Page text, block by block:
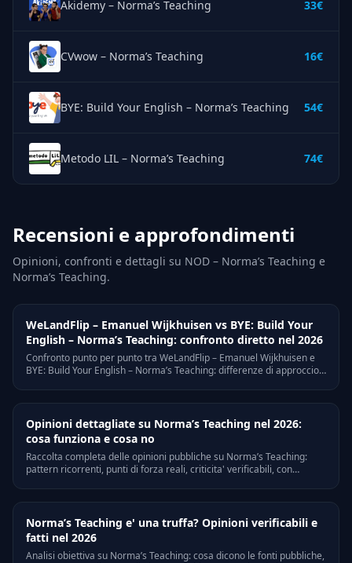
Akidemy – Norma’s Teaching 33€
CVwow – Norma’s Teaching 16€
BYE: Build Your English – Norma’s Teaching 54€
Metodo LIL – Norma’s Teaching 74€
Recensioni e approfondimenti
Opinioni, confronti e dettagli su NOD – Norma’s Teaching e
Norma’s Teaching.
WeLandFlip – Emanuel Wijkhuisen vs BYE: Build Your
English – Norma’s Teaching: confronto diretto nel 2026
Confronto punto per punto tra WeLandFlip – Emanuel Wijkhuisen e
BYE: Build Your English – Norma’s Teaching: differenze di approccio,
Opinioni dettagliate su Norma’s Teaching nel 2026:
cosa funziona e cosa no
Raccolta completa delle opinioni pubbliche su Norma’s Teaching:
pattern ricorrenti, punti di forza reali, criticita' verificabili, con
Norma’s Teaching e' una truffa? Opinioni verificabili e
fatti nel 2026
Analisi obiettiva su Norma’s Teaching: cosa dicono le fonti pubbliche,